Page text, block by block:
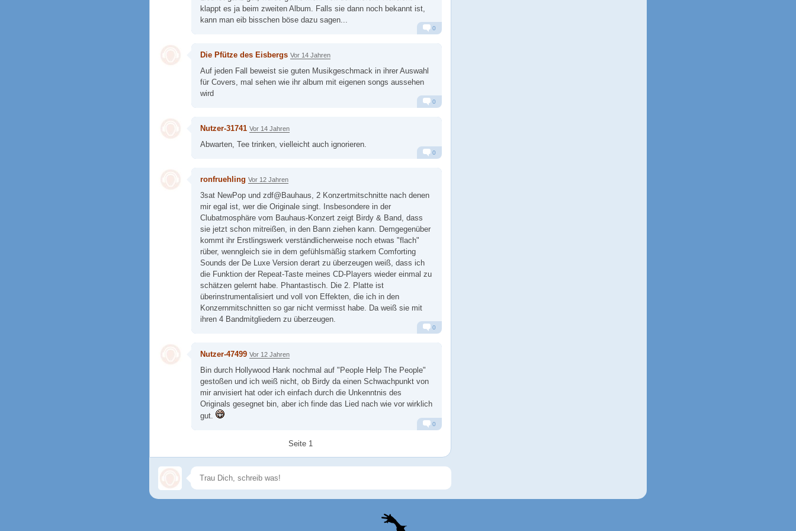
klappt es ja beim zweiten Album. Falls sie dann noch bekannt ist,
kann man eib bisschen böse dazu sagen...
0
Die Pfütze des Eisbergs Vor 14 Jahren
Auf jeden Fall beweist sie guten Musikgeschmack in ihrer Auswahl
für Covers, mal sehen wie ihr album mit eigenen songs aussehen
wird
0
Nutzer-31741 Vor 14 Jahren
Abwarten, Tee trinken, vielleicht auch ignorieren.
0
ronfruehling Vor 12 Jahren
3sat NewPop und zdf@Bauhaus, 2 Konzertmitschnitte nach denen
mir egal ist, wer die Originale singt. Insbesondere in der
Clubatmosphäre vom Bauhaus-Konzert zeigt Birdy & Band, dass
sie jetzt schon mitreißen, in den Bann ziehen kann. Demgegenüber
kommt ihr Erstlingswerk verständlicherweise noch etwas "flach"
rüber, wenngleich sie in dem gefühlsmäßig starkem Comforting
Sounds der De Luxe Version derart zu überzeugen weiß, dass ich
die Funktion der Repeat-Taste meines CD-Players wieder einmal zu
schätzen gelernt habe. Phantastisch. Die 2. Platte ist
überinstrumentalisiert und voll von Effekten, die ich in den
Konzernmitschnitten so gar nicht vermisst habe. Da weiß sie mit
ihren 4 Bandmitgliedern zu überzeugen.
0
Nutzer-47499 Vor 12 Jahren
Bin durch Hollywood Hank nochmal auf "People Help The People"
gestoßen und ich weiß nicht, ob Birdy da einen Schwachpunkt von
mir anvisiert hat oder ich einfach durch die Unkenntnis des
Originals gesegnet bin, aber ich finde das Lied nach wie vor wirklich
gut.
0
Seite 1
Speichern